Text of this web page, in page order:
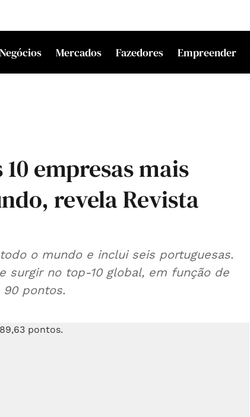
Negócios Mercados Fazedores Empreender
empresas mais
revela Revista
o mundo e inclui seis portuguesas.
surgir no top-10 global, em função de
pontos.